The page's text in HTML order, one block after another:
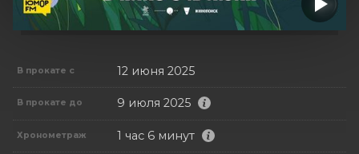
В прокате с 12 июня 2025
В прокате до 9 июля 2025
Хронометраж 1 час 6 минут